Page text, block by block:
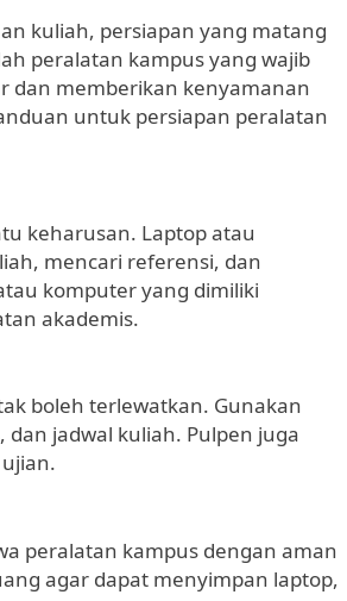
kuliah, persiapan yang matang
peralatan kampus yang wajib
dan memberikan kenyamanan
untuk persiapan peralatan
keharusan. Laptop atau
mencari referensi, dan
komputer yang dimiliki
akademis.
boleh terlewatkan. Gunakan
jadwal kuliah. Pulpen juga
peralatan kampus dengan aman
agar dapat menyimpan laptop,